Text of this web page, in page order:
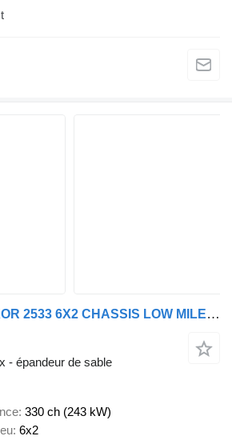
Mercedes-Benz AXOR 2533 6X2 CHASSIS LOW MILEAGE
- épandeur de sable
330 ch (243 kW)
6x2